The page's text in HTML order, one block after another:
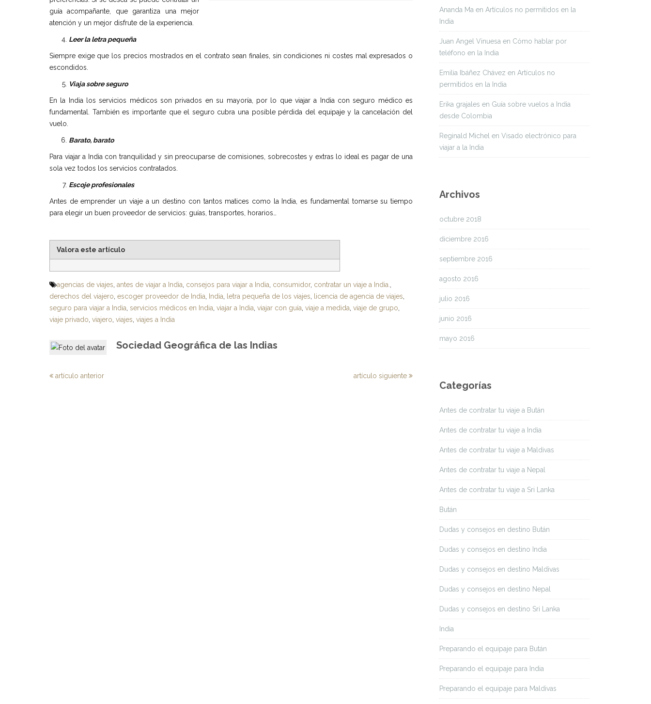
guía acompañante, que garantiza una mejor
atención y un mejor disfrute de la experiencia.
Leer la letra pequeña
Siempre exige que los precios mostrados en el contrato sean finales, sin condiciones ni costes mal expresados o
escondidos.
Viaja sobre seguro
En la India los servicios médicos son privados en su mayoría, por lo que viajar a India con seguro médico es
fundamental. También es importante que el seguro cubra una posible pérdida del equipaje y la cancelación del
vuelo.
Barato, barato
Para viajar a India con tranquilidad y sin preocuparse de comisiones, sobrecostes y extras lo ideal es pagar de una
sola vez todos los servicios contratados.
Escoje profesionales
Antes de emprender un viaje a un destino con tantos matices como la India, es fundamental tomarse su tiempo
para elegir un buen proveedor de servicios: guías, transportes, horarios…
Valora este artículo
agencias de viajes antes de viajar a India consejos para viajar a India consumidor, contratar un viaje a India.
derechos del viajero escoger proveedor de India India letra pequeña de los viajes licencia de agencia de viajes
seguro para viajar a India servicios médicos en India viajar a India viajar con guía viaje a medida viaje de grupo
viaje privado viajero viajes viajes a India
Sociedad Geográfica de las Indias
artículo anterior artículo siguiente
Ananda Ma en Artículos no permitidos en la
India
Juan Angel Vinuesa en Cómo hablar por
teléfono en la India
Emilia Ibáñez Chávez en Artículos no
permitidos en la India
Erika grajales en Guía sobre vuelos a India
desde Colombia
Reginald Michel en Visado electrónico para
viajar a la India
Archivos
octubre 2018
diciembre 2016
septiembre 2016
agosto 2016
julio 2016
junio 2016
mayo 2016
Categorías
Antes de contratar tu viaje a Bután
Antes de contratar tu viaje a India
Antes de contratar tu viaje a Maldivas
Antes de contratar tu viaje a Nepal
Antes de contratar tu viaje a Sri Lanka
Bután
Dudas y consejos en destino Bután
Dudas y consejos en destino India
Dudas y consejos en destino Maldivas
Dudas y consejos en destino Nepal
Dudas y consejos en destino Sri Lanka
India
Preparando el equipaje para Bután
Preparando el equipaje para India
Preparando el equipaje para Maldivas